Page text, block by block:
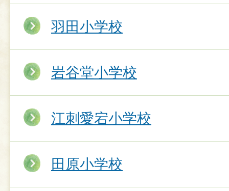
羽田小学校
岩谷堂小学校
江刺愛宕小学校
田原小学校